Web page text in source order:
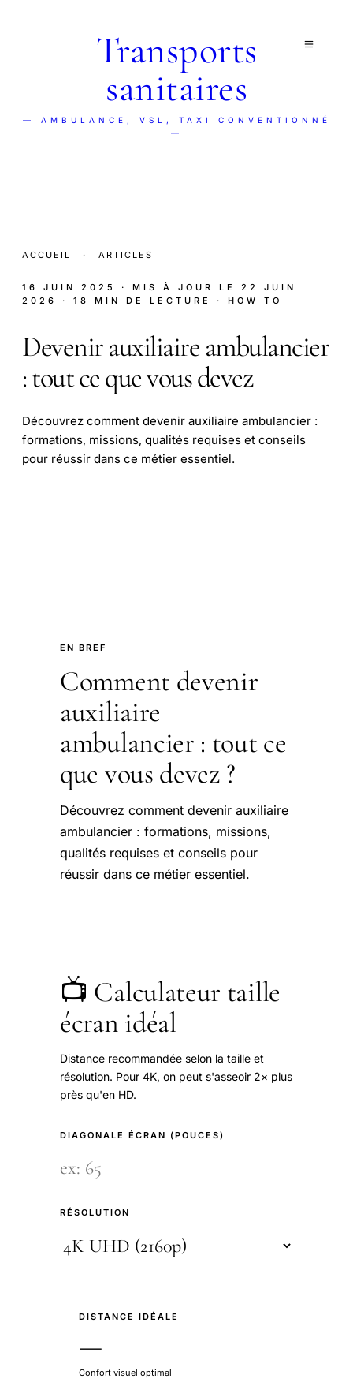
Transports
sanitaires
— AMBULANCE, VSL, TAXI CONVENTIONNÉ
—
ACCUEIL · ARTICLES
16 JUIN 2025 · MIS À JOUR LE 22 JUIN
2026
· 18 MIN DE LECTURE · HOW TO
Devenir auxiliaire ambulancier
: tout ce que vous devez
Découvrez comment devenir auxiliaire ambulancier :
formations, missions, qualités requises et conseils
pour réussir dans ce métier essentiel.
EN BREF
Comment devenir
auxiliaire
ambulancier : tout ce
que vous devez ?
Découvrez comment devenir auxiliaire
ambulancier : formations, missions,
qualités requises et conseils pour
réussir dans ce métier essentiel.
📺 Calculateur taille
écran idéal
Distance recommandée selon la taille et
résolution. Pour 4K, on peut s'asseoir 2× plus
près qu'en HD.
DIAGONALE ÉCRAN (POUCES)
RÉSOLUTION
DISTANCE IDÉALE
—
Confort visuel optimal